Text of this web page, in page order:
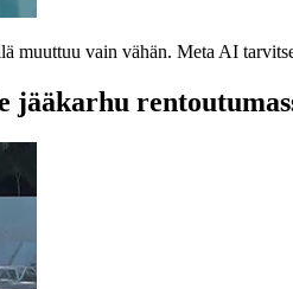
muuttuu vain vähän. Meta AI